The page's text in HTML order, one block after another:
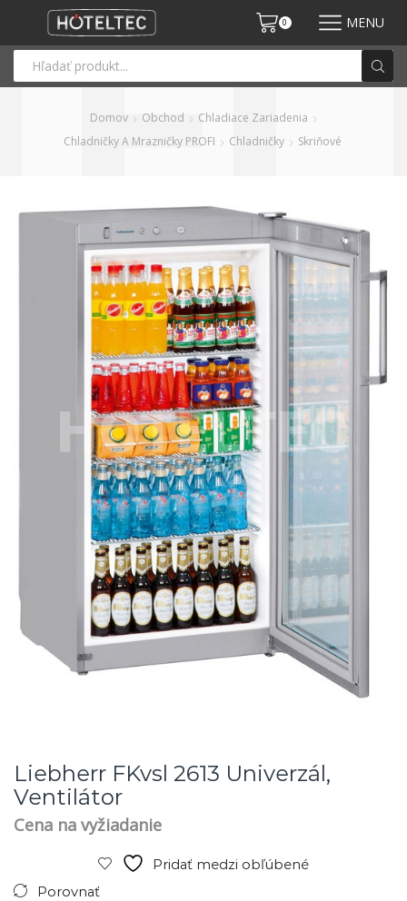
0 MENU
Domov Obchod
Chladiace Zariadenia
Chladničky A Mrazničky PROFI
Chladničky Skriňové
Liebherr FKvsl 2613 Univerzál,
Ventilátor
Cena na vyžiadanie
Pridať medzi obľúbené
Porovnať